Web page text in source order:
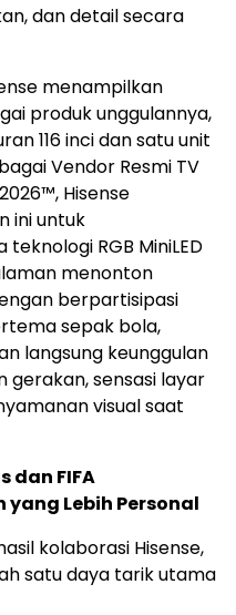
dan detail secara
menampilkan
produk unggulannya,
116 inci dan satu unit
Vendor Resmi TV
Hisense
ini untuk
RGB MiniLED
menonton
berpartisipasi
sepak bola,
langsung keunggulan
gerakan, sensasi layar
visual saat
dan FIFA
Lebih Personal
kolaborasi Hisense,
satu daya tarik utama